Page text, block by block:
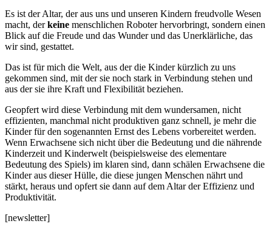
Es ist der Altar, der aus uns und unseren Kindern freudvolle Wesen
macht, derkeine menschlichen Roboter hervorbringt, sondern einen
Blick auf die Freude und das Wunder und das Unerklärliche, das
wir sind, gestattet.
Das ist für mich die Welt, aus der die Kinder kürzlich zu uns
gekommen sind, mit der sie noch stark in Verbindung stehen und
aus der sie ihre Kraft und Flexibilität beziehen.
Geopfert wird diese Verbindung mit dem wundersamen, nicht
effizienten, manchmal nicht produktiven ganz schnell, je mehr die
Kinder für den sogenannten Ernst des Lebens vorbereitet werden.
Wenn Erwachsene sich nicht über die Bedeutung und die nährende
Kinderzeit und Kinderwelt (beispielsweise des elementare
Bedeutung des Spiels) im klaren sind, dann schälen Erwachsene die
Kinder aus dieser Hülle, die diese jungen Menschen nährt und
stärkt, heraus und opfert sie dann auf dem Altar der Effizienz und
Produktivität.
[newsletter]